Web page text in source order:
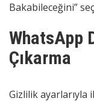
Bakabileceğini”
WhatsApp
Çıkarma
Gizlilik ayarlarıyla